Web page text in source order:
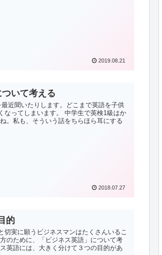
2019.08.21
ついて考える
近聞いたりします。どこまで英語を子供
なってしまいます。 中学生で英検1級はか
。私も、そういう話をちらほら耳にする
2018.07.27
的
切実に願うビジネスマンはたくさんいるこ
のために、「ビジネス英語」について考
英語には、大きく分けて３つの目的があ